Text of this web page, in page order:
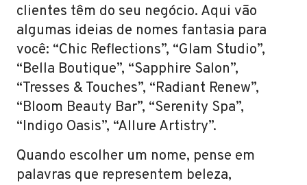
clientes têm do seu negócio. Aqui vão
algumas ideias de nomes fantasia para
você: “Chic Reflections”, “Glam Studio”,
“Bella Boutique”, “Sapphire Salon”,
“Tresses & Touches”, “Radiant Renew”,
“Bloom Beauty Bar”, “Serenity Spa”,
“Indigo Oasis”, “Allure Artistry”.
Quando escolher um nome, pense em
palavras que representem beleza,